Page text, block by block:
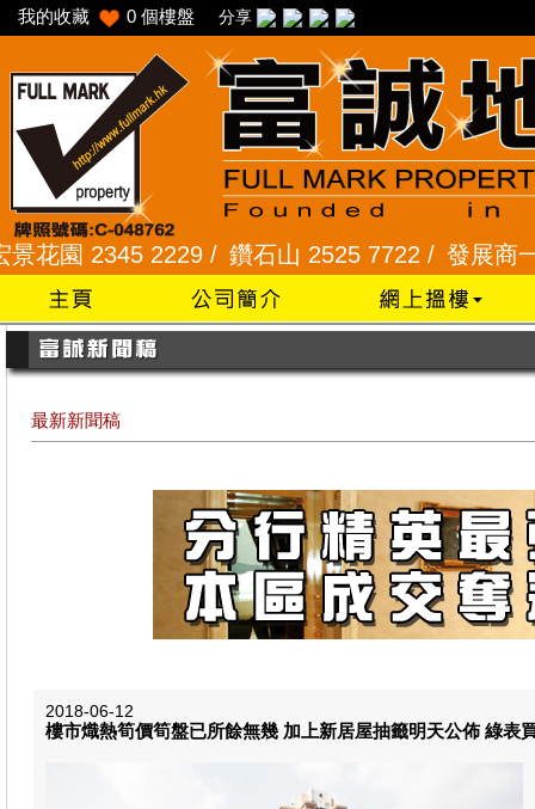
我的收藏 0 個樓盤 分享
2229 /鑽石山 2525 7722 /發展商一手專組
最新新聞稿
2018-06-12
樓市熾熱筍價筍盤已所餘無幾 加上新居屋抽籤明天公佈 綠表